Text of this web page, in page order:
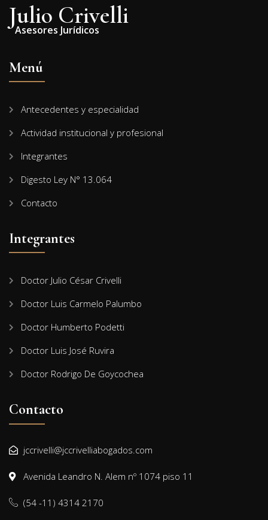
Julio Crivelli
Asesores Jurídicos
Menú
Antecedentes y especialidad
Actividad institucional y profesional
Integrantes
Digesto Ley N° 13.064
Contacto
Integrantes
Doctor Julio César Crivelli
Doctor Luis Carmelo Palumbo
Doctor Humberto Podetti
Doctor Luis José Ruvira
Doctor Rodrigo De Goycochea
Contacto
jccrivelli@jccrivelliabogados.com
Avenida Leandro N. Alem nº 1074 piso 11
(54 -11) 4314 2170